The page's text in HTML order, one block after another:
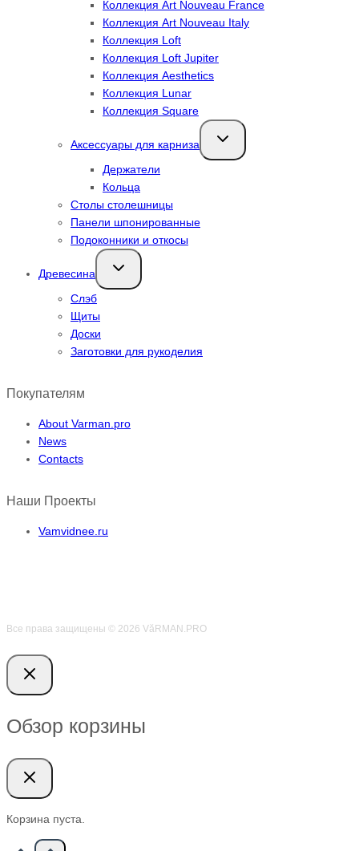
Коллекция Art Nouveau France
Коллекция Art Nouveau Italy
Коллекция Loft
Коллекция Loft Jupiter
Коллекция Aesthetics
Коллекция Lunar
Коллекция Square
Аксессуары для карниза
Переключить
дочернее
Держатели
Кольца
Столы столешницы
Панели шпонированные
Подоконники и откосы
Древесина
Переключить
дочернее
Слэб
Щиты
Доски
Заготовки для рукоделия
Покупателям
About Varman.pro
News
Contacts
Наши Проекты
Vamvidnee.ru
Все права защищены © 2026 VӑRMAN.PRO
Обзор корзины
Корзина пуста.